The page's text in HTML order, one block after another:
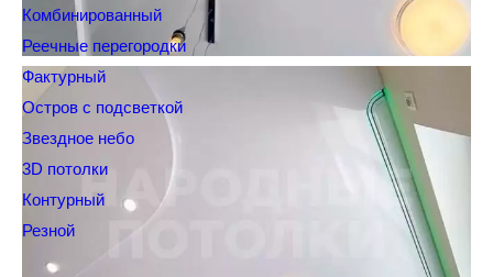
Комбинированный
Реечные перегородки
Фактурный
Остров с подсветкой
Звездное небо
3D потолки
Контурный
Резной